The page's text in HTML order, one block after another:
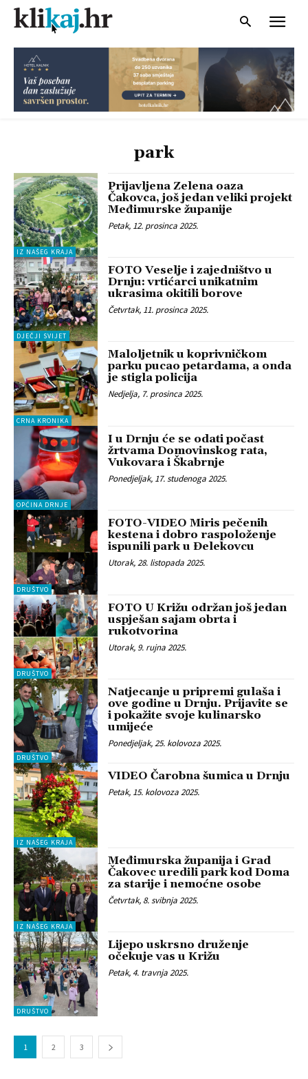
park
IZ NAŠEG KRAJA
Prijavljena Zelena oaza
Čakovca, još jedan veliki projekt
Međimurske županije
Petak, 12. prosinca 2025.
DJEČJI SVIJET
FOTO Veselje i zajedništvo u
Drnju: vrtićarci unikatnim
ukrasima okitili borove
Četvrtak, 11. prosinca 2025.
CRNA KRONIKA
Maloljetnik u koprivničkom
parku pucao petardama, a onda
je stigla policija
Nedjelja, 7. prosinca 2025.
OPĆINA DRNJE
I u Drnju će se odati počast
žrtvama Domovinskog rata,
Vukovara i Škabrnje
Ponedjeljak, 17. studenoga 2025.
DRUŠTVO
FOTO-VIDEO Miris pečenih
kestena i dobro raspoloženje
ispunili park u Đelekovcu
Utorak, 28. listopada 2025.
DRUŠTVO
FOTO U Križu održan još jedan
uspješan sajam obrta i
rukotvorina
Utorak, 9. rujna 2025.
DRUŠTVO
Natjecanje u pripremi gulaša i
ove godine u Drnju. Prijavite se
i pokažite svoje kulinarsko
umijeće
Ponedjeljak, 25. kolovoza 2025.
IZ NAŠEG KRAJA
VIDEO Čarobna šumica u Drnju
Petak, 15. kolovoza 2025.
IZ NAŠEG KRAJA
Međimurska županija i Grad
Čakovec uredili park kod Doma
za starije i nemoćne osobe
Četvrtak, 8. svibnja 2025.
DRUŠTVO
Lijepo uskrsno druženje
očekuje vas u Križu
Petak, 4. travnja 2025.
1 2 3